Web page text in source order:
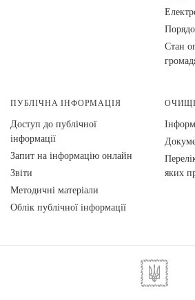
Стан
ПУБЛІЧНА ІНФОРМАЦІЯ
Доступ до публічної
інформації
Запит на інформацію онлайн
Звіти
Методичні матеріали
Облік публічної інформації
яких